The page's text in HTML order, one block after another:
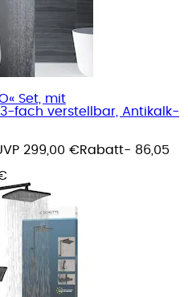
Set, mit
fach verstellbar, Antikalk-
299,00 €Rabatt- 86,05